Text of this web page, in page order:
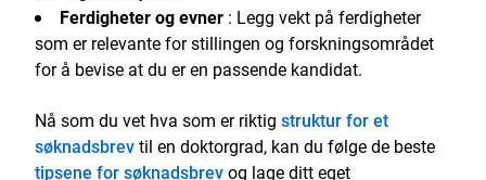
Ferdigheter og evner : Legg vekt på ferdigheter
som er relevante for stillingen og forskningsområdet
for å bevise at du er en passende kandidat.
Nå som du vet hva som er riktig struktur for et
søknadsbrevtil en doktorgrad, kan du følge de beste
tipsene for søknadsbrevog lage ditt eget